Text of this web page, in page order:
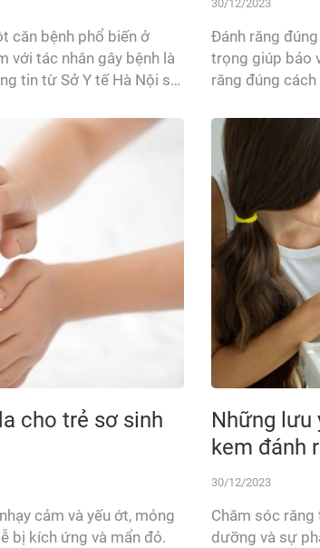
căn bệnh phổ biến ở
với tác nhân gây bệnh là
tin từ Sở Y tế Hà Nội so
lớn thì...
30/12/2023
Đánh răng
trọng giúp bảo
răng đúng
lợi và các bệnh
cho trẻ sơ sinh
cảm và yếu ớt, mỏng
bị kích ứng và mẩn đỏ.
Những lưu
kem đánh
30/12/2023
Chăm sóc
dưỡng và sự